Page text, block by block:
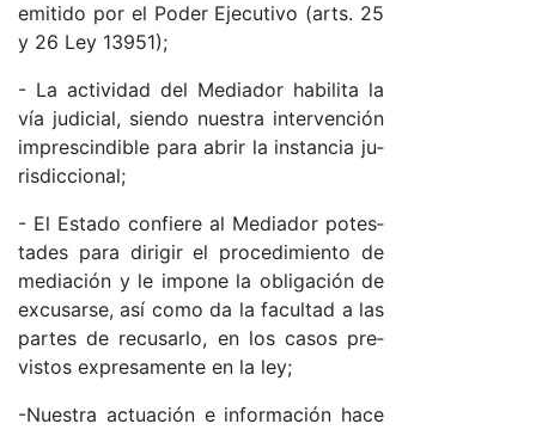
emi­ti­do por el Po­der Eje­cu­ti­vo (ar­ts. 25
y 26 Ley 13951);
- La ac­ti­vi­dad del Me­dia­dor ha­bi­li­ta la
vía ju­di­cia­l, sien­do nues­tra in­ter­ven­ción
im­pres­cin­di­ble pa­ra abrir la ins­tan­cia ju­
ris­dic­cio­na­l;
- El Es­ta­do con­fie­re al Me­dia­dor po­tes­
ta­des pa­ra di­ri­gir el pro­ce­di­mien­to de
me­dia­ción y le im­po­ne la obli­ga­ción de
ex­cu­sar­se, así co­mo da la fa­cul­tad a las
par­tes de re­cu­sar­lo, en los ca­sos pre­
vis­tos ex­pre­sa­men­te en la le­y;
-Nues­tra ac­tua­ción e in­for­ma­ción ha­ce